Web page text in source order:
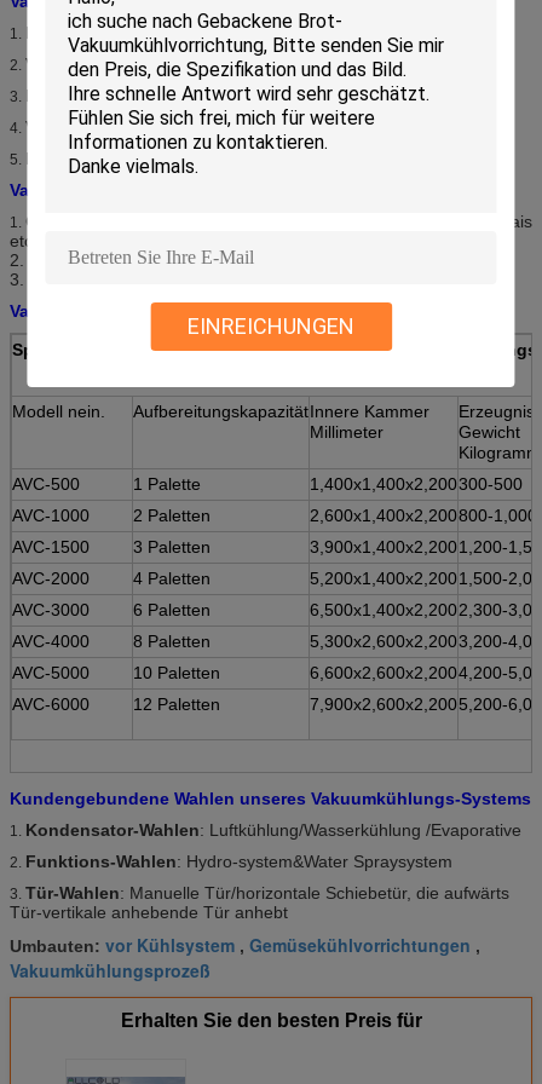
EINREICHUNGEN
1. Herabgesetzte Produktionsausfälle
2. Verbessertes wirtschaftliches von Ernteoperationen
3. Herabgesetzte Verluste während des Marketings
4. Verbesserte Nutzung durch Verbraucher
5. Erweiterte Marktchancen
Vakuumkühlungs-System-Einsatzbereich
1. Gemüse (alles Blattgemüse/Brokkoli/Cauli-Blume/Pilze/süßer Mais
etc.)
2. Blumen (frische Schnittblumen)
3. Früchte (Beeren/Kirschen etc.)
Vakuumkühlungs-System Models&Specifications
Spezifikationen des Gemüse-/Blumen-/Frucht-
Modell nein. AufbereitungskapazitätInnere Kammer
Millimeter
Erzeugnis-
Gewicht
Kilogramm
AVC-500
1 Palette 1,400x1,400x2,200300-500
AVC-1000
2 Paletten 2,600x1,400x2,200800-1,000
AVC-1500
3 Paletten 3,900x1,400x2,2001,200-
AVC-2000
4 Paletten 5,200x1,400x2,2001,500-
AVC-3000
6 Paletten 6,500x1,400x2,2002,300-
AVC-4000
8 Paletten 5,300x2,600x2,2003,200-
AVC-5000
10 Paletten 6,600x2,600x2,2004,200-
AVC-6000
12 Paletten 7,900x2,600x2,2005,200-
Kundengebundene Wahlen unseres Vakuumkühlungs-Systems
1. Kondensator-Wahlen: Luftkühlung/Wasserkühlung /Evaporative
2. Funktions-Wahlen: Hydro-system&Water Spraysystem
3. Tür-Wahlen: Manuelle Tür/horizontale Schiebetür, die aufwärts
Tür-vertikale anhebende Tür anhebt
Umbauten: vor Kühlsystem , Gemüsekühlvorrichtungen ,
Vakuumkühlungsprozeß
Erhalten Sie den besten Preis für